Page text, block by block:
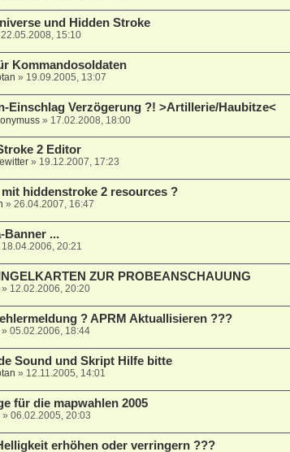
und Hidden Stroke
22.05.2008, 15:10
Kommandosoldaten
» 19.09.2005, 13:07
Einschlag Verzögerung ?! >Artillerie/Haubitze<
» 17.02.2008, 18:00
2 Editor
» 19.12.2007, 17:23
hiddenstroke 2 resources ?
» 26.04.2007, 16:47
Banner ...
18.04.2006, 20:21
ZUR PROBEANSCHAUUNG
» 12.02.2006, 20:20
? APRM Aktuallisieren ???
» 05.02.2006, 18:44
Sound und Skript Hilfe bitte
» 12.11.2005, 14:01
für die mapwahlen 2005
» 06.02.2005, 20:03
erhöhen oder verringern ???